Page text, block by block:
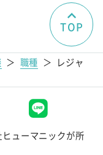
＞ 職種 ＞ レジャ
TOP
ューマニックが所